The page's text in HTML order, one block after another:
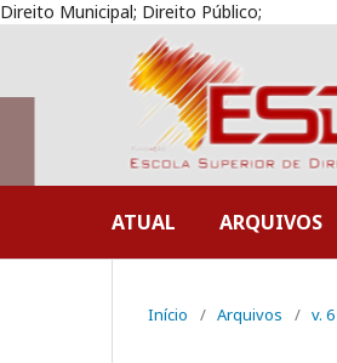
Direito Municipal; Direito Público;
ATUAL ARQUIVOS
Início / Arquivos / v.